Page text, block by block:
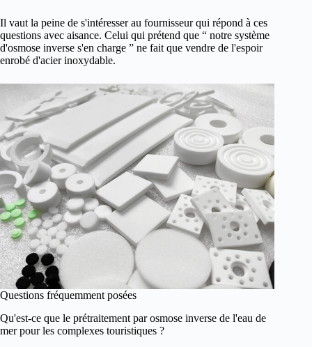
Il vaut la peine de s'intéresser au fournisseur qui répond à ces
questions avec aisance. Celui qui prétend que “ notre système
d'osmose inverse s'en charge ” ne fait que vendre de l'espoir
enrobé d'acier inoxydable.
Questions fréquemment posées
Qu'est-ce que le prétraitement par osmose inverse de l'eau de
mer pour les complexes touristiques ?